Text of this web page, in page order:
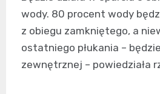
wody. 80 procent wody
z obiegu zamkniętego, a
ostatniego płukania –
zewnętrznej – powiedziała